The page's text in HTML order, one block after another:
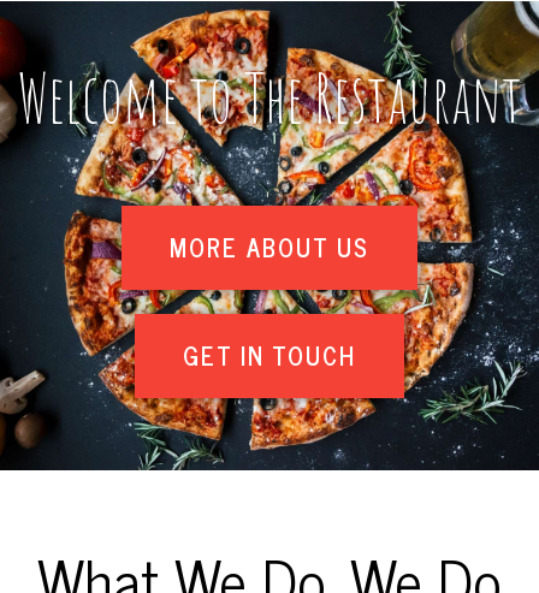
Welcome to The Restaurant
MORE ABOUT US
GET IN TOUCH